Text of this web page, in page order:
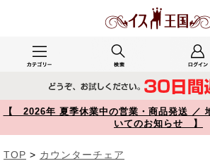
【 2026年 夏季休業中の営業・商品発送 ／
いてのお知らせ 】
TOP > カウンターチェア